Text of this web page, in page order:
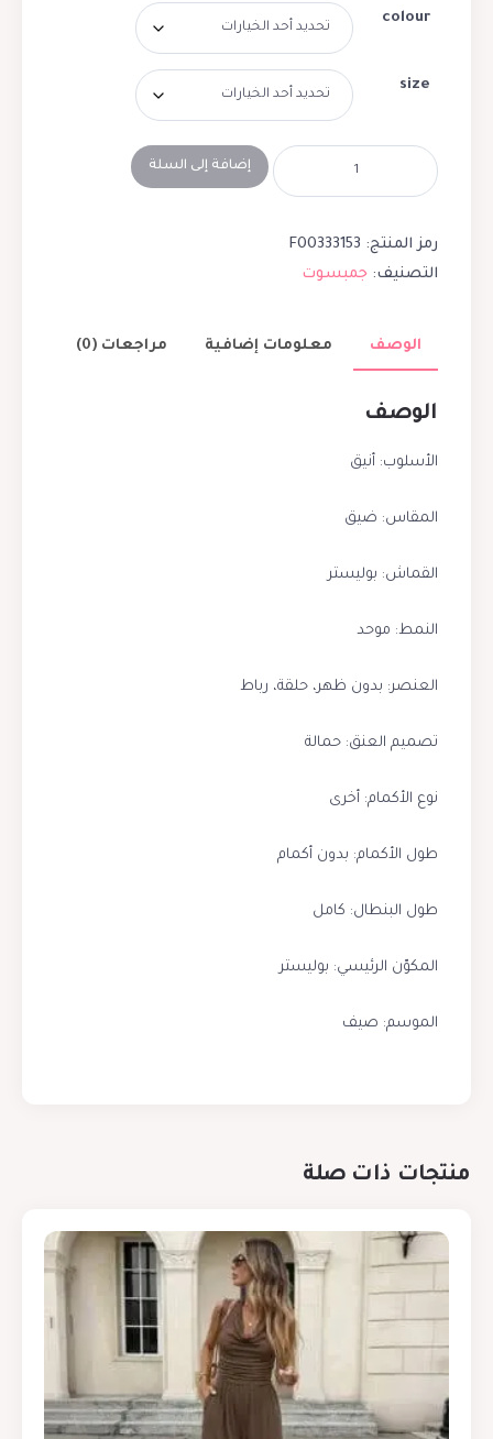
colour
size
إضافة إلى السلة
رمز المنتج: F00333153
التصنيف: جمبسوت
الوصف معلومات إضافية مراجعات (0)
الوصف
الأسلوب: أنيق
المقاس: ضيق
القماش: بوليستر
النمط: موحد
العنصر: بدون ظهر، حلقة، رباط
تصميم العنق: حمالة
نوع الأكمام: أخرى
طول الأكمام: بدون أكمام
طول البنطال: كامل
المكوّن الرئيسي: بوليستر
الموسم: صيف
منتجات ذات صلة